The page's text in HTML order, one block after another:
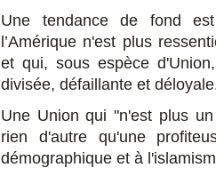
Une tendance de fond
l’Amérique n'est plus
et qui, sous espèce
divisée, défaillante et
Une Union qui "n'est plus
rien d'autre qu'une
démographique et à